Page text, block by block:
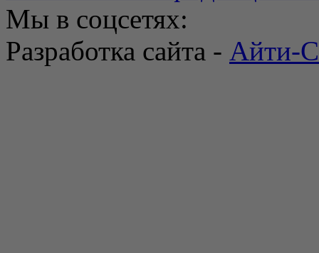
Мы в соцсетях:
Разработка сайта - Айти-